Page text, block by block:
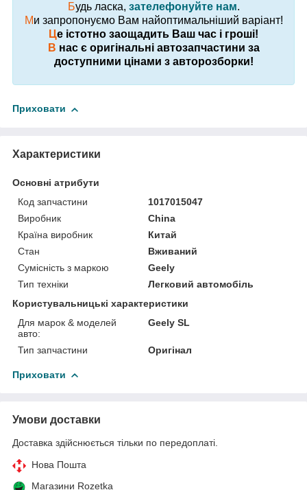
Будь ласка, зателефонуйте нам.
Ми запропонуємо Вам найоптимальніший варіант!
Це істотно заощадить Ваш час і гроші!
В нас є оригінальні автозапчастини за
доступними цінами з авторозборки!
Приховати
Характеристики
Основні атрибути
Код запчастини
1017015047
Виробник
China
Країна виробник
Китай
Стан
Вживаний
Сумісність з маркою
Geely
Тип техніки
Легковий автомобіль
Користувальницькі характеристики
Для марок & моделей
авто:
Geely SL
Тип запчастини Оригінал
Приховати
Умови доставки
Доставка здійснюється тільки по передоплаті.
Нова Пошта
Магазини Rozetka